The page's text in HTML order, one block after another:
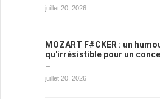
juillet 20, 2026
MOZART F#CKER : un
qu'irrésistible pour un
…
juillet 20, 2026